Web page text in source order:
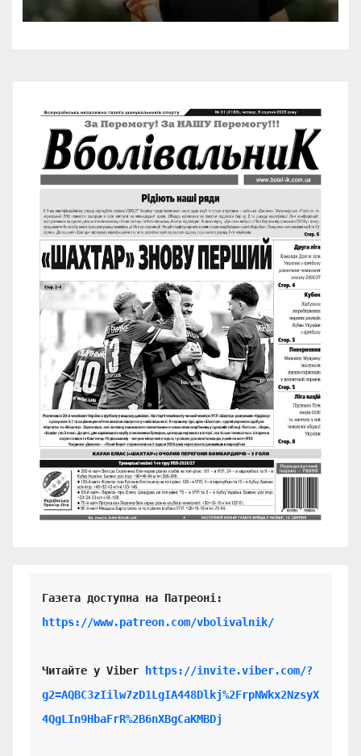
https://www.patreon.com/vbolivalnik/
Читайте у Viber
https://invite.viber.com/?
g2=AQBC3zIilw7zD1LgIA448Dlkj%2FrpNWkx2NzsyX
4QgLIn9HbaFrR%2B6nXBgCaKMBDj